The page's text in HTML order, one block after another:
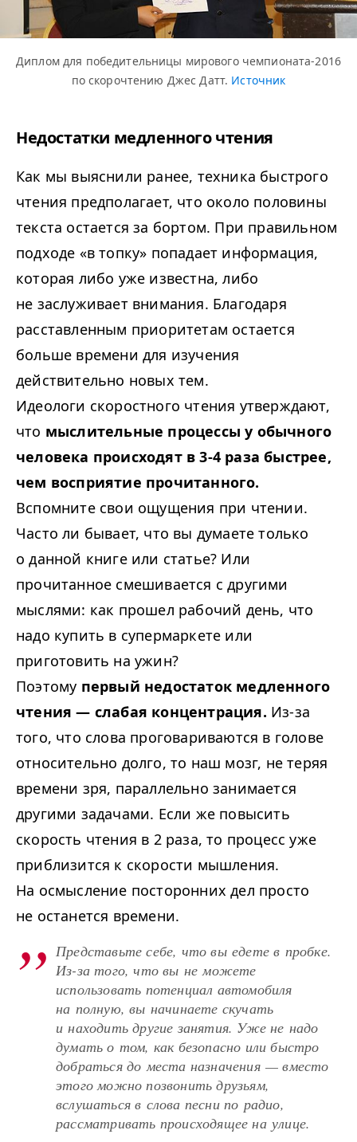
Диплом для победительницы мирового чемпионата-2016
по скорочтению Джес Датт. Источник
Недостатки медленного чтения
Как мы выяснили ранее, техника быстрого
чтения предполагает, что около половины
текста остается за бортом. При правильном
подходе «в топку» попадает информация,
которая либо уже известна, либо
не заслуживает внимания. Благодаря
расставленным приоритетам остается
больше времени для изучения
действительно новых тем.
Идеологи скоростного чтения утверждают,
что мыслительные процессы у обычного
человека происходят в 3-4 раза быстрее,
чем восприятие прочитанного.
Вспомните свои ощущения при чтении.
Часто ли бывает, что вы думаете только
о данной книге или статье? Или
прочитанное смешивается с другими
мыслями: как прошел рабочий день, что
надо купить в супермаркете или
приготовить на ужин?
Поэтому первый недостаток медленного
чтения — слабая концентрация. Из-за
того, что слова проговариваются в голове
относительно долго, то наш мозг, не теряя
времени зря, параллельно занимается
другими задачами. Если же повысить
скорость чтения в 2 раза, то процесс уже
приблизится к скорости мышления.
На осмысление посторонних дел просто
не останется времени.
Представьте себе, что вы едете в пробке.
Из-за того, что вы не можете
использовать потенциал автомобиля
на полную, вы начинаете скучать
и находить другие занятия. Уже не надо
думать о том, как безопасно или быстро
добраться до места назначения — вместо
этого можно позвонить друзьям,
вслушаться в слова песни по радио,
рассматривать происходящее на улице.